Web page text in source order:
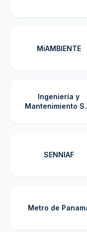
MiAMBIENTE
Ingeniería y
Mantenimiento
SENNIAF
Metro de